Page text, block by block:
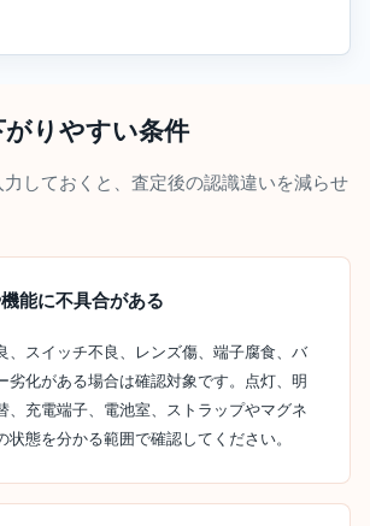
がりやすい条件
しておくと、査定後の認識違いを減らせ
能に不具合がある
、スイッチ不良、レンズ傷、端子腐食、バ
劣化がある場合は確認対象です。点灯、明
、充電端子、電池室、ストラップやマグネ
状態を分かる範囲で確認してください。